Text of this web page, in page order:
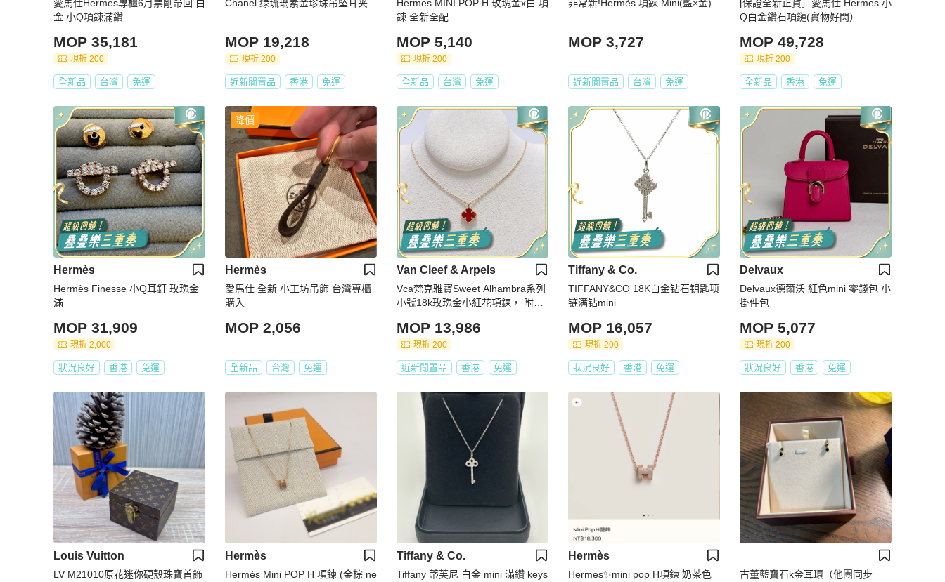
愛馬仕Hermes專櫃6月票剛帶回 白
金 小Q項鍊滿鑽
MOP 35,181
現折 200
全新品 台灣 免運
Chanel 绿琉璃素金珍珠吊坠耳夹
MOP 19,218
現折 200
近新閒置品 香港 免運
Hermes MINI POP H 玫瑰金x白 項
鍊 全新全配
MOP 5,140
現折 200
全新品 台灣 免運
非常新!Hermès 項鍊 Mini(藍×金)
MOP 3,727
近新閒置品 台灣 免運
[保證全新正貨］愛馬仕 Hermes 小
Q白金鑽石項鏈(實物好閃）
MOP 49,728
現折 200
全新品 香港 免運
Hermès
Hermès Finesse 小Q耳釘 玫瑰金
滿
MOP 31,909
現折 2,000
狀況良好 香港 免運
降價
Hermès
愛馬仕 全新 小工坊吊飾 台灣專櫃
購入
MOP 2,056
全新品 台灣 免運
Van Cleef & Arpels
Vca梵克雅寶Sweet Alhambra系列
小號18k玫瑰金小紅花項鍊， 附
MOP 13,986
現折 200
近新閒置品 香港 免運
Tiffany & Co.
TIFFANY&CO 18K白金钻石钥匙项
链满钻mini
MOP 16,057
現折 200
狀況良好 香港 免運
Delvaux
Delvaux德爾沃 紅色mini 零錢包 小
掛件包
MOP 5,077
現折 200
狀況良好 香港 免運
Louis Vuitton
LV M21010原花迷你硬殼珠寶首飾
Hermès
Hermès Mini POP H 項鍊 (金棕 ne
Tiffany & Co.
Tiffany 蒂芙尼 白金 mini 滿鑽 keys
Hermès
Hermes✨mini pop H項鍊 奶茶色
古董藍寶石k金耳環（他團同步